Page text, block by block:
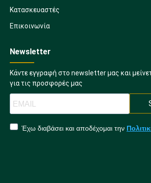
Κατασκευαστές
Επικοινωνία
Newsletter
Κάντε εγγραφή στο newsletter μας και
για τις προσφορές μας
Έχω διαβάσει και αποδέχομαι την